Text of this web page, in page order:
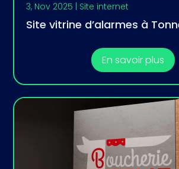
3, Nov 2025 Site internet
Site vitrine d’alarmes à
En savoir plus